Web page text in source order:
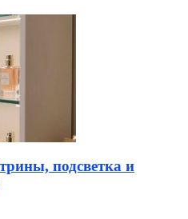
подсветка и